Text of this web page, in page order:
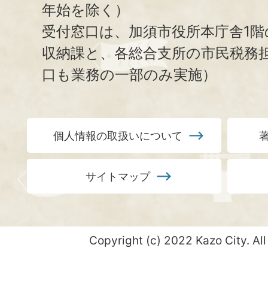
年始を除く）
受付窓口は、加須市役所本庁舎1
収納課と、 各総合支所の市民税務
口も業務の一部のみ実施）
個人情報の取扱いについて
サイトマップ
Copyright (c) 2022 Kazo City.